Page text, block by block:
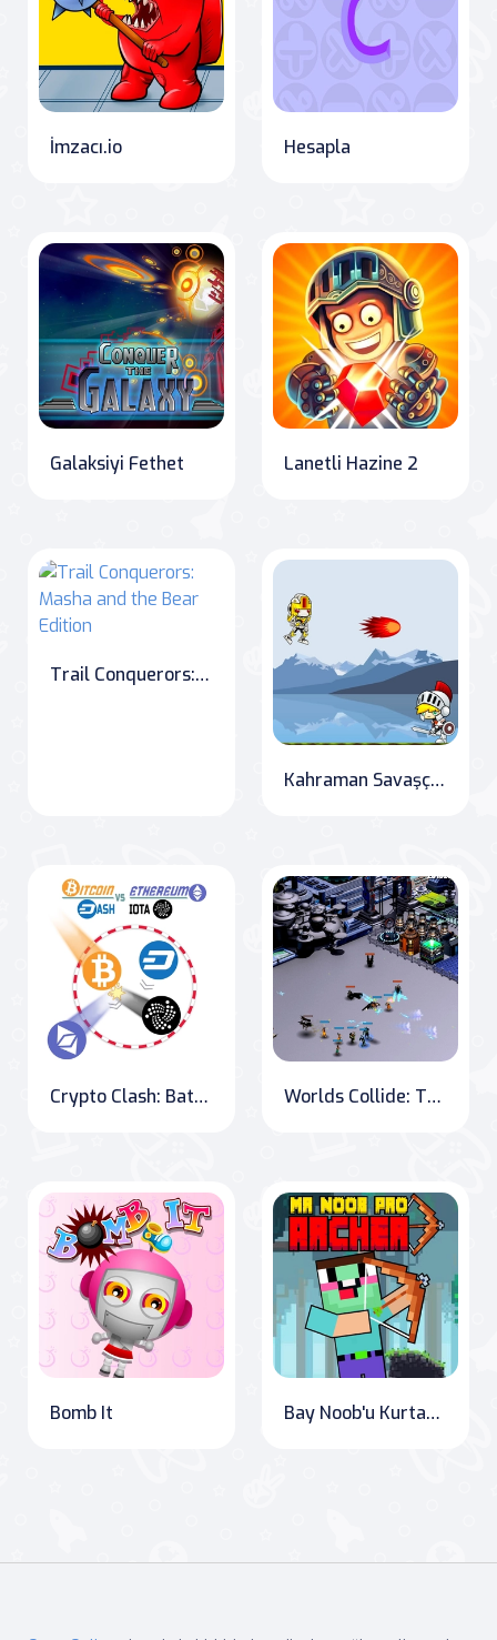
İmzacı.io Hesapla
Galaksiyi Fethet Lanetli Hazine 2
Trail Conquerors: Masha and the Bear Edition
Kahraman Savaşçılar: Extreme Fighters
Crypto Clash: Battle of the Coins Worlds Collide: The Ultimate War Strategy Game
Bomb It Bay Noob'u Kurtaran Yaycı: OnlineGames.World